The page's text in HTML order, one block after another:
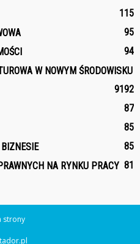
115
95
94
W NOWYM ŚRODOWISKU
92
91
87
85
85
NA RYNKU PRACY 81
strony